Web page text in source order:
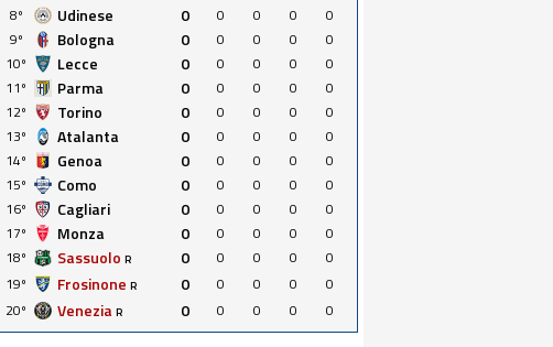
8º
Udinese 0 0 0 0
0
9º
Bologna 0 0 0 0
0
10º
Lecce 0 0 0 0
0
11º
Parma 0 0 0 0
0
12º
Torino 0 0 0 0
0
13º
Atalanta 0 0 0 0
0
14º
Genoa 0 0 0 0
0
15º
Como 0 0 0 0
0
16º
Cagliari 0 0 0 0
0
17º
Monza 0 0 0 0
0
18º
Sassuolo R 0 0 0 0
0
19º
Frosinone R 0 0 0 0
0
20º
Venezia R 0 0 0 0 0